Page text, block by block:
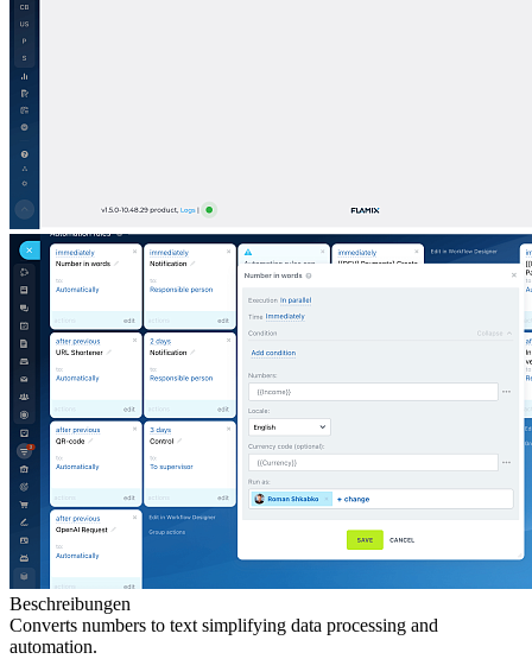
Beschreibungen
Converts numbers to text simplifying data processing and
automation.